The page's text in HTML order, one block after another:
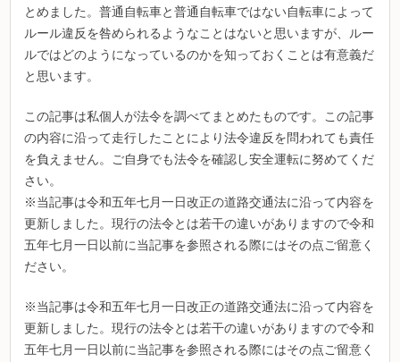
とめました。普通自転車と普通自転車ではない自転車によって
ルール違反を咎められるようなことはないと思いますが、ルー
ルではどのようになっているのかを知っておくことは有意義だ
と思います。
この記事は私個人が法令を調べてまとめたものです。この記事
の内容に沿って走行したことにより法令違反を問われても責任
を負えません。ご自身でも法令を確認し安全運転に努めてくだ
さい。
※当記事は令和五年七月一日改正の道路交通法に沿って内容を
更新しました。現行の法令とは若干の違いがありますので令和
五年七月一日以前に当記事を参照される際にはその点ご留意く
ださい。
※当記事は令和五年七月一日改正の道路交通法に沿って内容を
更新しました。現行の法令とは若干の違いがありますので令和
五年七月一日以前に当記事を参照される際にはその点ご留意く